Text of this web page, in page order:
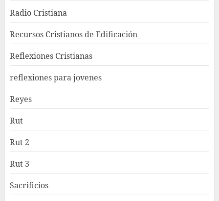
Radio Cristiana
Recursos Cristianos de Edificación
Reflexiones Cristianas
reflexiones para jovenes
Reyes
Rut
Rut 2
Rut 3
Sacrificios